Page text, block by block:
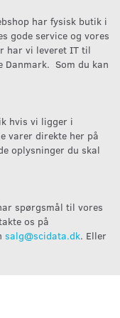
har fysisk butik i
gode service og vores
har vi leveret IT til
Danmark. Som du kan
hvis vi ligger i
varer direkte her på
oplysninger du skal
spørgsmål til vores
os på
salg@scidata.dk. Eller